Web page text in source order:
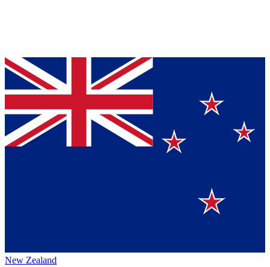
New Zealand